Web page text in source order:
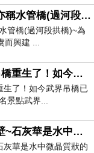
[南投縣]:武界過水橋亦稱水管橋(過河段拱橋)~為確保日月潭的水源供給無虞而興建
管橋(過河段拱橋)~為
興建 ...
[南投縣]:武界吊橋~吊橋重生了！如今武界吊橋已是當地的景點之一
了！如今武界吊橋已
景點武界...
[南投縣]:武界鐘乳石壁~石灰華是水中微晶質狀的碳酸鈣形成的特殊環境
華是水中微晶質狀的